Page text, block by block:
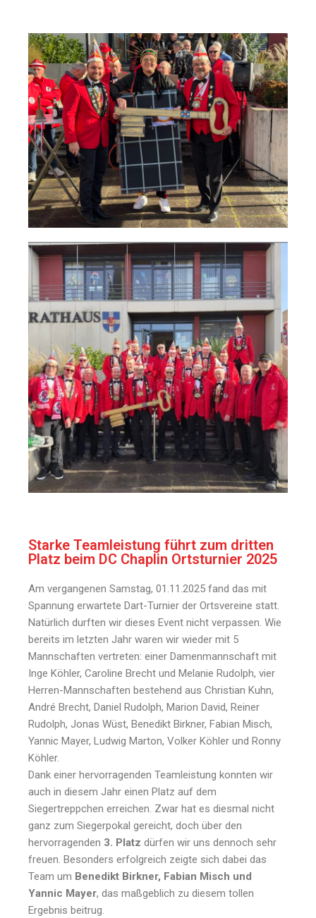
Starke Teamleistung führt zum dritten
Platz beim DC Chaplin Ortsturnier 2025
Am vergangenen Samstag, 01.11.2025 fand das mit
Spannung erwartete Dart-Turnier der Ortsvereine statt.
Natürlich durften wir dieses Event nicht verpassen. Wie
bereits im letzten Jahr waren wir wieder mit 5
Mannschaften vertreten: einer Damenmannschaft mit
Inge Köhler, Caroline Brecht und Melanie Rudolph, vier
Herren-Mannschaften bestehend aus Christian Kuhn,
André Brecht, Daniel Rudolph, Marion David, Reiner
Rudolph, Jonas Wüst, Benedikt Birkner, Fabian Misch,
Yannic Mayer, Ludwig Marton, Volker Köhler und Ronny
Köhler.
Dank einer hervorragenden Teamleistung konnten wir
auch in diesem Jahr einen Platz auf dem
Siegertreppchen erreichen. Zwar hat es diesmal nicht
ganz zum Siegerpokal gereicht, doch über den
hervorragenden 3. Platz dürfen wir uns dennoch sehr
freuen. Besonders erfolgreich zeigte sich dabei das
Team um Benedikt Birkner, Fabian Misch und
Yannic Mayer, das maßgeblich zu diesem tollen
Ergebnis beitrug.